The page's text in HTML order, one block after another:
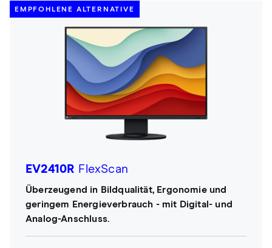
EMPFOHLENE ALTERNATIVE
EV2410R FlexScan
Überzeugend in Bildqualität, Ergonomie und
geringem Energieverbrauch - mit Digital- und
Analog-Anschluss.